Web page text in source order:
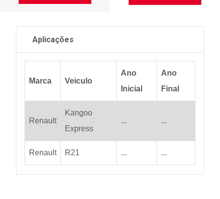
Aplicações
Marca Veiculo
Ano
Inicial
Ano
Final
Renault
Kangoo
Express
... ...
Renault R21 ... ...